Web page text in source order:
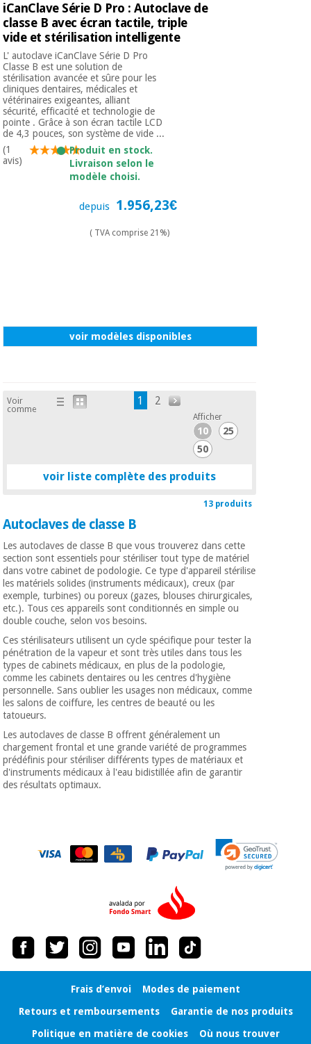
iCanClave Série D Pro : Autoclave de
classe B avec écran tactile, triple
vide et stérilisation intelligente
L' autoclave iCanClave Série D Pro
Classe B est une solution de
stérilisation avancée et sûre pour les
cliniques dentaires, médicales et
vétérinaires exigeantes, alliant
sécurité, efficacité et technologie de
pointe . Grâce à son écran tactile LCD
de 4,3 pouces, son système de vide ...
(1
avis)
Produit en stock.
Livraison selon le
modèle choisi.
depuis 1.956,23€
( TVA comprise 21%)
voir modèles disponibles
Voir
comme
1 2
Afficher
10
25
50
voir liste complète des produits
13 produits
Autoclaves de classe B
Les autoclaves de classe B que vous trouverez dans cette
section sont essentiels pour stériliser tout type de matériel
dans votre cabinet de podologie. Ce type d'appareil stérilise
les matériels solides (instruments médicaux), creux (par
exemple, turbines) ou poreux (gazes, blouses chirurgicales,
etc.). Tous ces appareils sont conditionnés en simple ou
double couche, selon vos besoins.
Ces stérilisateurs utilisent un cycle spécifique pour tester la
pénétration de la vapeur et sont très utiles dans tous les
types de cabinets médicaux, en plus de la podologie,
comme les cabinets dentaires ou les centres d'hygiène
personnelle. Sans oublier les usages non médicaux, comme
les salons de coiffure, les centres de beauté ou les
tatoueurs.
Les autoclaves de classe B offrent généralement un
chargement frontal et une grande variété de programmes
prédéfinis pour stériliser différents types de matériaux et
d'instruments médicaux à l'eau bidistillée afin de garantir
des résultats optimaux.
Frais d’envoi
Modes de paiement
Retours et remboursements
Garantie de nos produits
Politique en matière de cookies
Où nous trouver